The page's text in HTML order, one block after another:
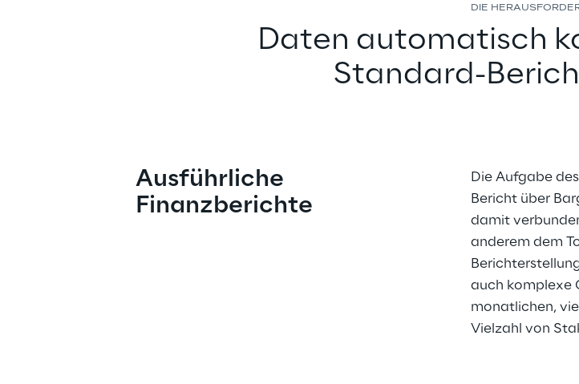
DIE
Daten automatisch
Standard-
Ausführliche
Finanzberichte
Die Aufgabe
Bericht über
damit
anderem dem
auch komplexe
monatlichen,
Vielzahl von